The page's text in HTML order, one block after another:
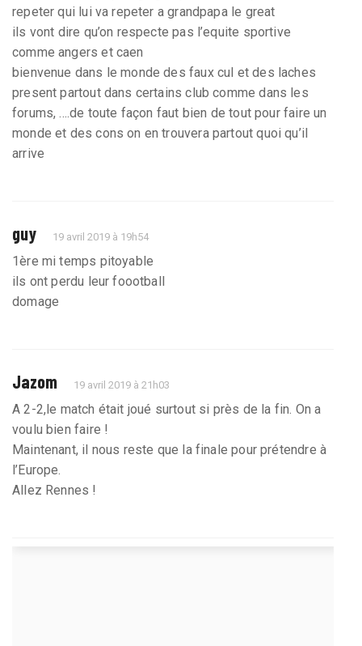
repeter qui lui va repeter a grandpapa le great
ils vont dire qu’on respecte pas l’equite sportive
comme angers et caen
bienvenue dans le monde des faux cul et des laches
present partout dans certains club comme dans les
forums, ....de toute façon faut bien de tout pour faire un
monde et des cons on en trouvera partout quoi qu’il
arrive
guy 19 avril 2019 à 19h54
1ère mi temps pitoyable
ils ont perdu leur foootball
domage
Jazom 19 avril 2019 à 21h03
A 2-2,le match était joué surtout si près de la fin. On a
voulu bien faire !
Maintenant, il nous reste que la finale pour prétendre à
l’Europe.
Allez Rennes !